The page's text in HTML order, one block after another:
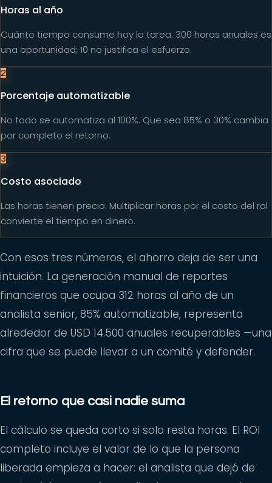
Horas al año
Cuánto tiempo consume hoy la tarea. 300 horas anuales es
una oportunidad; 10 no justifica el esfuerzo.
2
Porcentaje automatizable
No todo se automatiza al 100%. Que sea 85% o 30% cambia
por completo el retorno.
3
Costo asociado
Las horas tienen precio. Multiplicar horas por el costo del rol
convierte el tiempo en dinero.
Con esos tres números, el ahorro deja de ser una
intuición. La generación manual de reportes
financieros que ocupa 312 horas al año de un
analista senior, 85% automatizable, representa
alrededor de USD 14.500 anuales recuperables —una
cifra que se puede llevar a un comité y defender.
El retorno que casi nadie suma
El cálculo se queda corto si solo resta horas. El ROI
completo incluye el valor de lo que la persona
liberada empieza a hacer: el analista que dejó de